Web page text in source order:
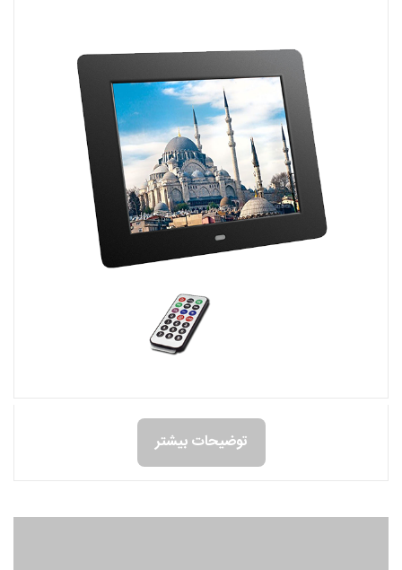
توضیحات بیشتر